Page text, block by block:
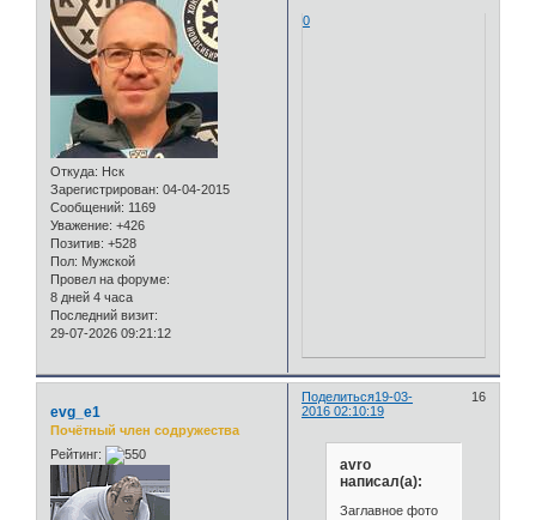
Откуда: Нск
Зарегистрирован: 04-04-2015
Сообщений: 1169
Уважение: +426
Позитив: +528
Пол: Мужской
Провел на форуме:
8 дней 4 часа
Последний визит:
29-07-2026 09:21:12
0
Поделиться 16
19-03-
2016 02:10:19
evg_e1
Почётный член содружества
Рейтинг:
avro
написал(а):
Заглавное фото